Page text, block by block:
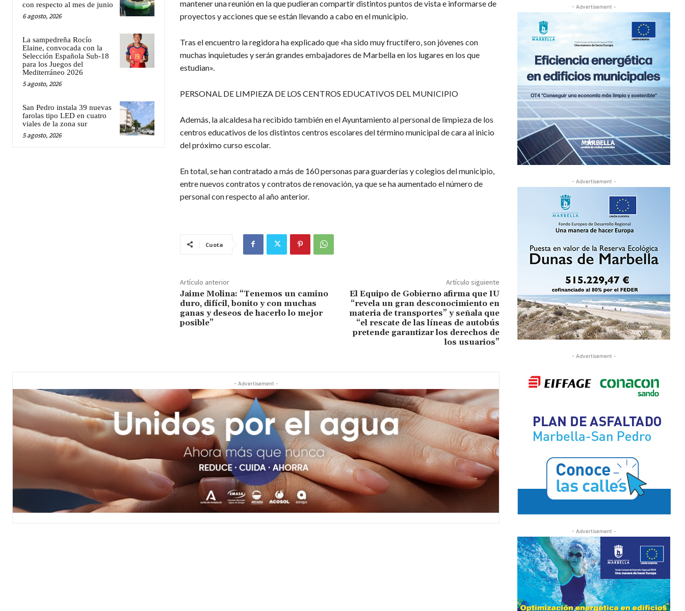
con respecto al mes de junio
6 agosto, 2026
La sampedreña Rocío
Elaine, convocada con la
Selección Española Sub-18
para los Juegos del
Mediterráneo 2026
5 agosto, 2026
San Pedro instala 39 nuevas
farolas tipo LED en cuatro
viales de la zona sur
5 agosto, 2026
mantener una reunión en la que pudieran compartir distintos puntos de vista e informarse de
proyectos y acciones que se están llevando a cabo en el municipio.
Tras el encuentro la regidora ha explicado que «ha sido muy fructífero, son jóvenes con
muchas inquietudes y serán grandes embajadores de Marbella en los lugares en los que
estudian».
PERSONAL DE LIMPIEZA DE LOS CENTROS EDUCATIVOS DEL MUNICIPIO
Además, la alcaldesa ha recibido también en el Ayuntamiento al personal de limpieza de los
centros educativos de los distintos centros escolares del término municipal de cara al inicio
del próximo curso escolar.
En total, se han contratado a más de 160 personas para guarderías y colegios del municipio,
entre nuevos contratos y contratos de renovación, ya que se ha aumentado el número de
personal con respecto al año anterior.
Cuota
Artículo anterior
Jaime Molina: “Tenemos un camino
duro, difícil, bonito y con muchas
ganas y deseos de hacerlo lo mejor
posible”
Artículo siguiente
El Equipo de Gobierno afirma que IU
“revela un gran desconocimiento en
materia de transportes” y señala que
“el rescate de las líneas de autobús
pretende garantizar los derechos de
los usuarios”
- Advertisement -
- Advertisement -
- Advertisement -
- Advertisement -
- Advertisement -